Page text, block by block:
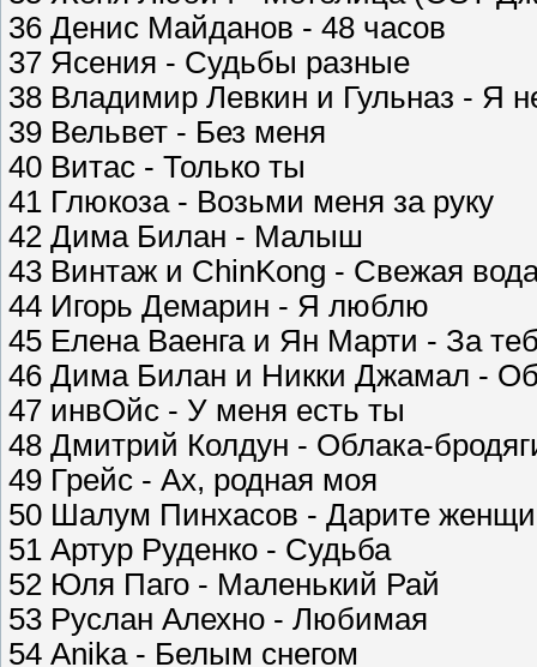
36 Денис Майданов - 48 часов
37 Ясения - Судьбы разные
38 Владимир Левкин и Гульназ - Я
39 Вельвет - Без меня
40 Витас - Только ты
41 Глюкоза - Возьми меня за руку
42 Дима Билан - Малыш
43 Винтаж и ChinKong - Свежая
44 Игорь Демарин - Я люблю
45 Елена Ваенга и Ян Марти - За
46 Дима Билан и Никки Джамал -
47 инвОйс - У меня есть ты
48 Дмитрий Колдун - Облака-
49 Грейс - Ах, родная моя
50 Шалум Пинхасов - Дарите
51 Артур Руденко - Судьба
52 Юля Паго - Маленький Рай
53 Руслан Алехно - Любимая
54 Anika - Белым снегом